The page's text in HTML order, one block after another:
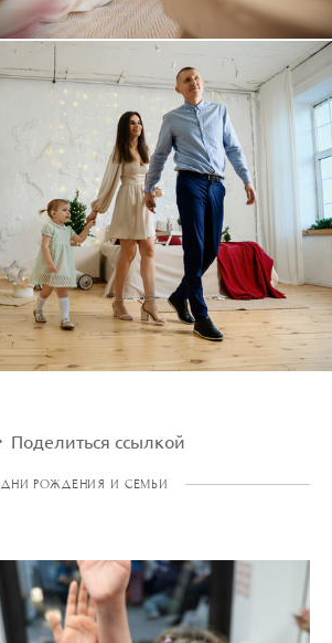
Поделиться ссылкой
ДНИ РОЖДЕНИЯ И СЕМЬИ